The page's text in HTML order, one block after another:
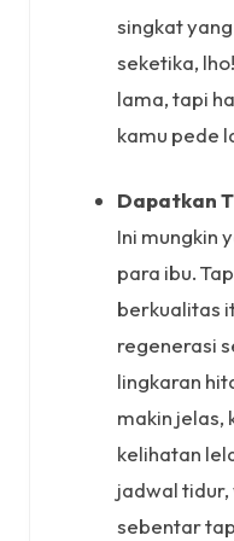
singkat
seketika,
lama, tapi
kamu pede
Dapatkan
Ini mungkin
para ibu.
berkualitas
regenerasi
lingkaran
makin jelas,
kelihatan
jadwal
sebentar